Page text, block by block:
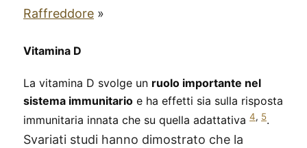
Raffreddore »
Vitamina D
La vitamina D svolge un ruolo importante nel
sistema immunitario e ha effetti sia sulla risposta
immunitaria innata che su quella adattativa 4, 5.
Svariati studi hanno dimostrato che la